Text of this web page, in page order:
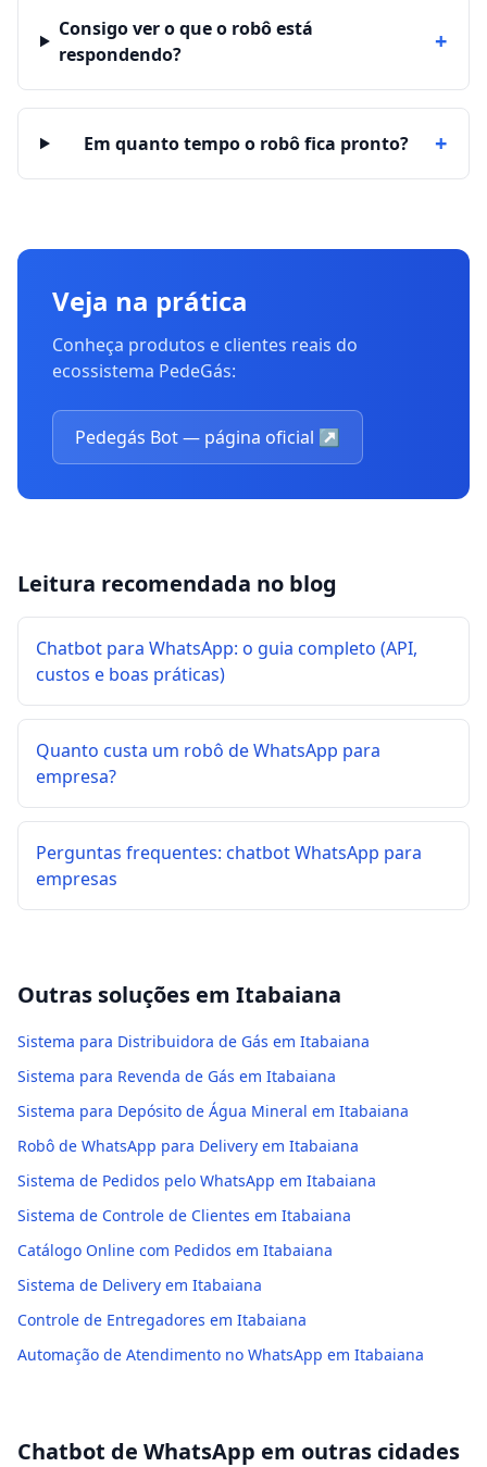
Consigo ver o que o robô está
respondendo?
+
Em quanto tempo o robô fica pronto? +
Veja na prática
Conheça produtos e clientes reais do
ecossistema PedeGás:
Pedegás Bot — página oficial ↗
Leitura recomendada no blog
Chatbot para WhatsApp: o guia completo (API,
custos e boas práticas)
Quanto custa um robô de WhatsApp para
empresa?
Perguntas frequentes: chatbot WhatsApp para
empresas
Outras soluções em Itabaiana
Sistema para Distribuidora de Gás em Itabaiana
Sistema para Revenda de Gás em Itabaiana
Sistema para Depósito de Água Mineral em Itabaiana
Robô de WhatsApp para Delivery em Itabaiana
Sistema de Pedidos pelo WhatsApp em Itabaiana
Sistema de Controle de Clientes em Itabaiana
Catálogo Online com Pedidos em Itabaiana
Sistema de Delivery em Itabaiana
Controle de Entregadores em Itabaiana
Automação de Atendimento no WhatsApp em Itabaiana
Chatbot de WhatsApp em outras cidades